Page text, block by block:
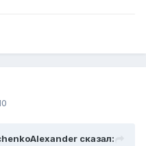
сказал: